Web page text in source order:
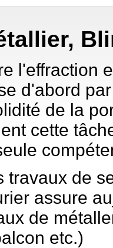
l'effraction
d'abord
de la
cette
travaux de
assure
de
etc.)